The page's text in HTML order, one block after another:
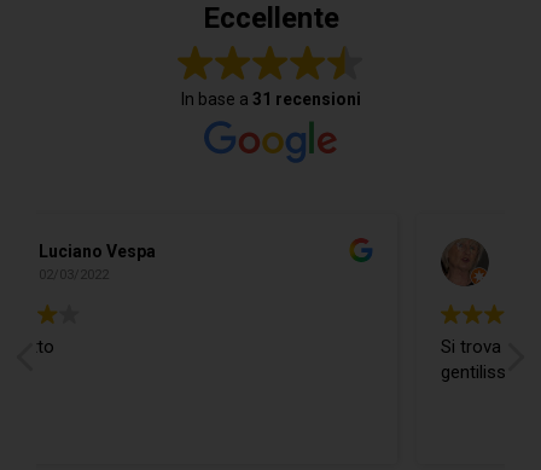
Eccellente
In base a 31 recensioni
Si trova ogni cosa ed in più il Ragazzo è